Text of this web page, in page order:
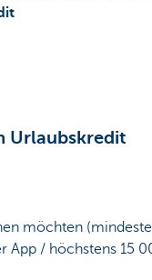
Urlaubskredit
möchten
App / höchstens 15